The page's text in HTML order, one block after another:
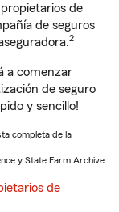
de
de seguros
2
a comenzar
de seguro
y sencillo!
completa de la
y State Farm Archive.
de